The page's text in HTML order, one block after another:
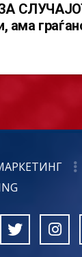
ама